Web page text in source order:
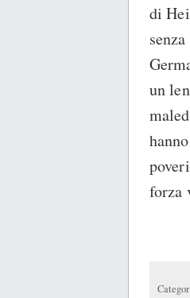
di
un
forza